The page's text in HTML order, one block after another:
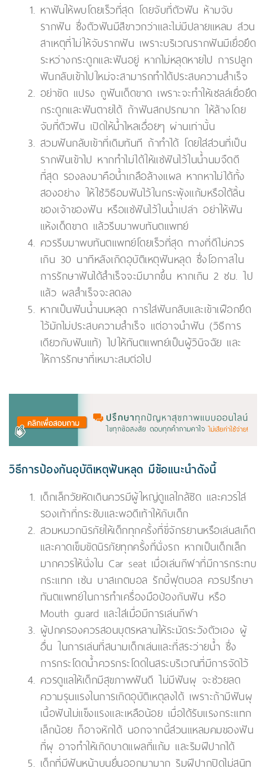
หาฟันให้พบโดยเร็วที่สุด โดยจับที่ตัวฟัน ห้ามจับ
รากฟัน ซึ่งตัวฟันมีสีขาวกว่าและไม่มีปลายแหลม ส่วน
สาเหตุที่ไม่ให้จับรากฟัน เพราะบริเวณรากฟันมีเยื่อยึด
ระหว่างกระดูกและฟันอยู่ หากไม่หลุดหายไป การปลูก
ฟันกลับเข้าไปใหม่จะสามารถทำได้ประสบความสำเร็จ
อย่าขัด แปรง ถูฟันเด็ดขาด เพราะจะทำให้เซลล์เยื่อยึด
กระดูกและฟันตายได้ ถ้าฟันสกปรกมาก ให้ล้างโดย
จับที่ตัวฟัน เปิดให้น้ำไหลเอื่อยๆ ผ่านเท่านั้น
สวมฟันกลับเข้าที่เดิมทันที ถ้าทำได้ โดยใส่ส่วนที่เป็น
รากฟันเข้าไป หากทำไม่ได้ให้แช่ฟันไว้ในน้ำนมจืดดี
ที่สุด รองลงมาคือน้ำเกลือล้างแผล หากหาไม่ได้ทั้ง
สองอย่าง ให้ใช้วิธีอมฟันไว้ในกระพุ้งแก้มหรือใต้ลิ้น
ของเจ้าของฟัน หรือแช่ฟันไว้ในน้ำเปล่า อย่าให้ฟัน
แห้งเด็ดขาด แล้วรีบมาพบทันตแพทย์
ควรรีบมาพบทันตแพทย์โดยเร็วที่สุด ทางที่ดีไม่ควร
เกิน 30 นาทีหลังเกิดอุบัติเหตุฟันหลุด ซึ่งโอกาสใน
การรักษาฟันได้สำเร็จจะมีมากขึ้น หากเกิน 2 ชม. ไป
แล้ว ผลสำเร็จจะลดลง
หากเป็นฟันน้ำนมหลุด การใส่ฟันกลับและเข้าเฝือกยึด
ไว้มักไม่ประสบความสำเร็จ แต่อาจนำฟัน (วิธีการ
เดียวกับฟันแท้) ไปให้ทันตแพทย์เป็นผู้วินิจฉัย และ
ให้การรักษาที่เหมาะสมต่อไป
วิธีการป้องกันอุบัติเหตุฟันหลุด มีข้อแนะนำดังนี้
เด็กเล็กวัยหัดเดินควรมีผู้ใหญ่ดูแลใกล้ชิด และควรใส่
รองเท้าที่กระชับและพอดีเท้าให้กับเด็ก
สวมหมวกนิรภัยให้เด็กทุกครั้งที่ขี่จักรยานหรือเล่นสเก็ต
และคาดเข็มขัดนิรภัยทุกครั้งที่นั่งรถ หากเป็นเด็กเล็ก
มากควรให้นั่งใน Car seat เมื่อเล่นกีฬาที่มีการกระทบ
กระแทก เช่น บาสเกตบอล รักบี้ฟุตบอล ควรปรึกษา
ทันตแพทย์ในการทำเครื่องมือป้องกันฟัน หรือ
Mouth guard และใส่เมื่อมีการเล่นกีฬา
ผู้ปกครองควรสอนบุตรหลานให้ระมัดระวังตัวเอง ผู้
อื่น ในการเล่นที่สนามเด็กเล่นและที่สระว่ายน้ำ ซึ่ง
การกระโดดน้ำควรกระโดดในสระบริเวณที่มีการจัดไว้
ควรดูแลให้เด็กมีสุขภาพฟันดี ไม่มีฟันผุ จะช่วยลด
ความรุนแรงในการเกิดอุบัติเหตุลงได้ เพราะถ้ามีฟันผุ
เนื้อฟันไม่แข็งแรงและเหลือน้อย เมื่อได้รับแรงกระแทก
เล็กน้อย ก็อาจหักได้ นอกจากนี้ส่วนแหลมคมของฟัน
ที่ผุ อาจทำให้เกิดบาดแผลที่แก้ม และริมฝีปากได้
เด็กที่มีฟันหน้าบนยื่นออกมามาก ริมฝีปากปิดไม่สนิท